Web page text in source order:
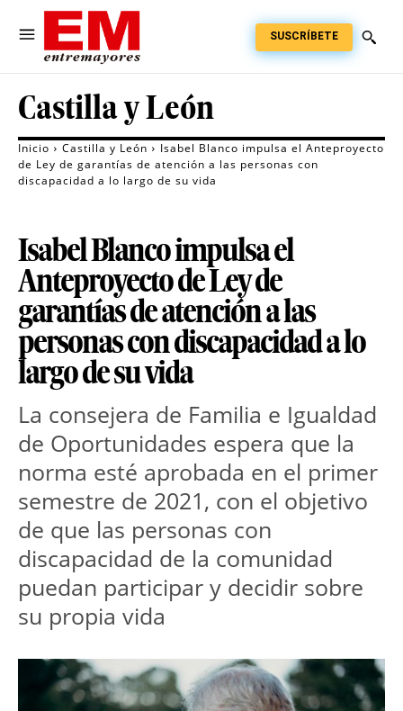
SUSCRÍBETE
Castilla y León
Inicio Castilla y León
Isabel Blanco impulsa el Anteproyecto
de Ley de garantías de atención a las personas con
discapacidad a lo largo de su vida
Isabel Blanco impulsa el
Anteproyecto de Ley de
garantías de atención a las
personas con discapacidad a lo
largo de su vida
La consejera de Familia e Igualdad
de Oportunidades espera que la
norma esté aprobada en el primer
semestre de 2021, con el objetivo
de que las personas con
discapacidad de la comunidad
puedan participar y decidir sobre
su propia vida